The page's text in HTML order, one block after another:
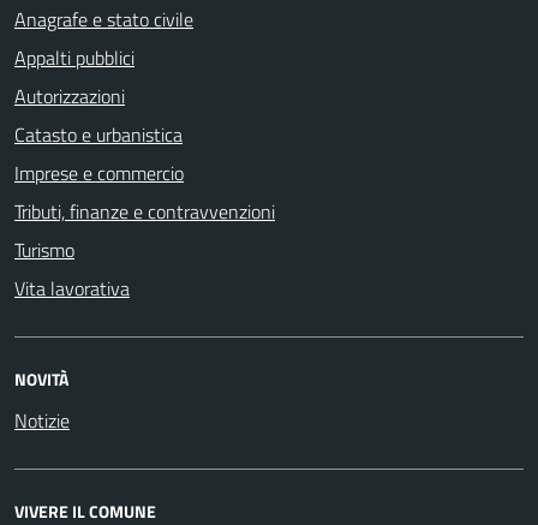
Anagrafe e stato civile
Appalti pubblici
Autorizzazioni
Catasto e urbanistica
Imprese e commercio
Tributi, finanze e contravvenzioni
Turismo
Vita lavorativa
NOVITÀ
Notizie
VIVERE IL COMUNE